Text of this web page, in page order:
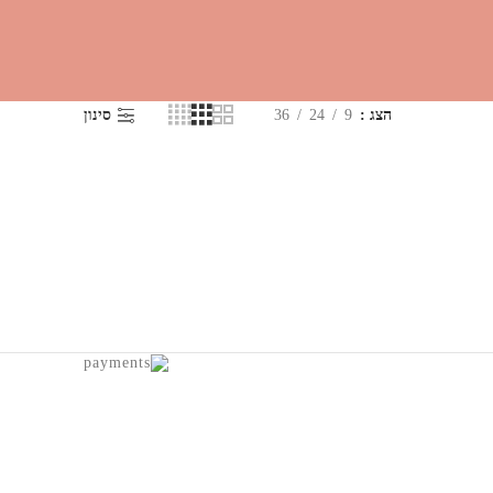
הצג 9
24
36 סינון